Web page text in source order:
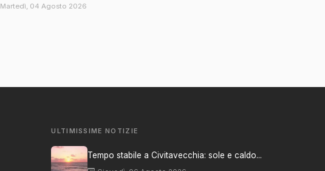
Martedì, 04 Agosto 2026
ULTIMISSIME NOTIZIE
Tempo stabile a Civitavecchia: sole e caldo...